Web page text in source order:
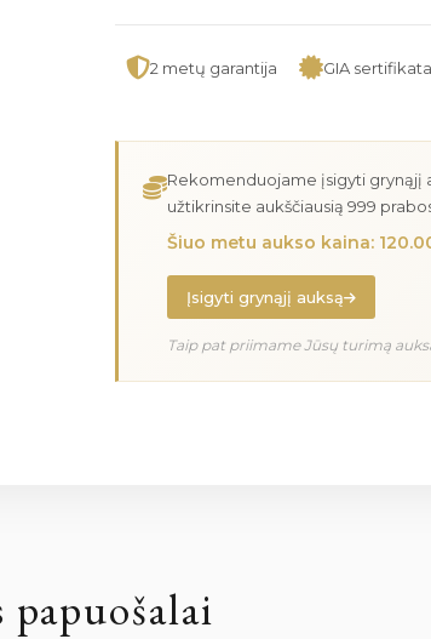
2 metų garantija GIA
Rekomenduojame įsigyti grynąjį
užtikrinsite aukščiausią 999
Šiuo metu aukso kaina:
Įsigyti grynąjį auksą
Taip pat priimame Jūsų turimą
papuošalai